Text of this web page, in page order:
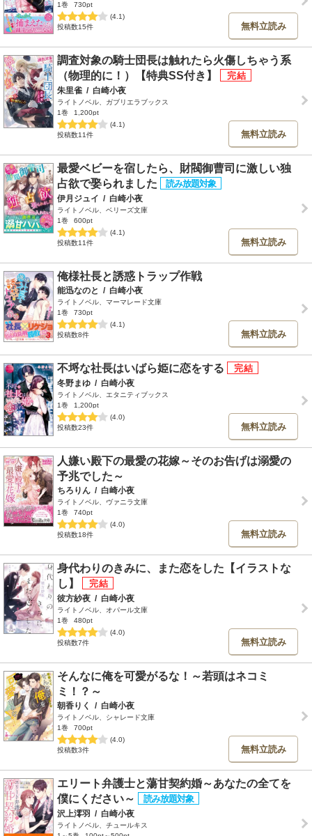
1巻
730pt
(4.1)
投稿数15件
無料立読み
調査対象の騎士団長は触れたら火傷しちゃう系
（物理的に！）【特典SS付き】
朱里雀 / 白崎小夜
ライトノベル、ガブリエラブックス
1巻
1,200pt
(4.1)
投稿数11件
無料立読み
最愛ベビーを宿したら、財閥御曹司に激しい独
占欲で娶られました
伊月ジュイ / 白崎小夜
ライトノベル、ベリーズ文庫
1巻
600pt
(4.1)
投稿数11件
無料立読み
俺様社長と誘惑トラップ作戦
能迅なのと / 白崎小夜
ライトノベル、マーマレード文庫
1巻
730pt
(4.1)
投稿数8件
無料立読み
不埒な社長はいばら姫に恋をする
冬野まゆ / 白崎小夜
ライトノベル、エタニティブックス
1巻
1,200pt
(4.0)
投稿数23件
無料立読み
人嫌い殿下の最愛の花嫁～そのお告げは溺愛の
予兆でした～
ちろりん / 白崎小夜
ライトノベル、ヴァニラ文庫
1巻
740pt
(4.0)
投稿数18件
無料立読み
身代わりのきみに、また恋をした【イラストな
し】
彼方紗夜 / 白崎小夜
ライトノベル、オパール文庫
1巻
480pt
(4.0)
投稿数7件
無料立読み
そんなに俺を可愛がるな！～若頭はネコミ
ミ！？～
朝香りく / 白崎小夜
ライトノベル、シャレード文庫
1巻
700pt
(4.0)
投稿数3件
無料立読み
エリート弁護士と蕩甘契約婚～あなたの全てを
僕にください～
沢上澪羽 / 白崎小夜
ライトノベル、チュールキス